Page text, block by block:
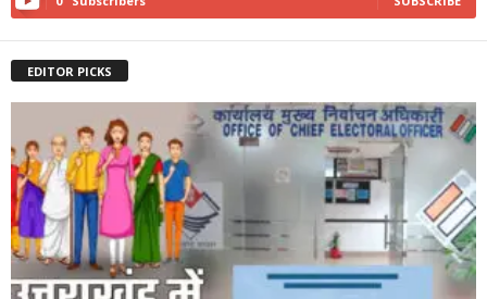
EDITOR PICKS